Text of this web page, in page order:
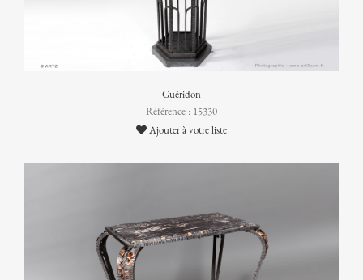
Guéridon
Référence : 15330
Ajouter à votre liste